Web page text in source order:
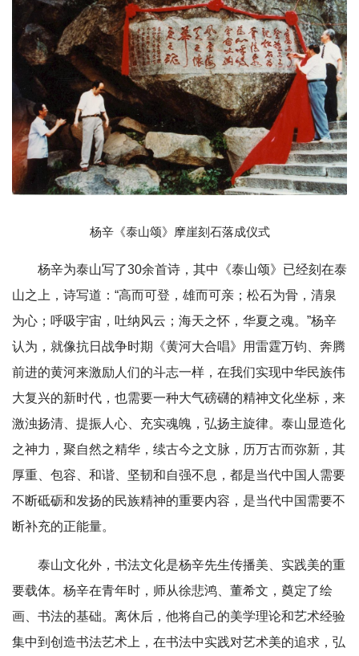
杨辛《泰山颂》摩崖刻石落成仪式
杨辛为泰山写了30余首诗，其中《泰山颂》已经刻在泰
山之上，诗写道：“高而可登，雄而可亲；松石为骨，清泉
为心；呼吸宇宙，吐纳风云；海天之怀，华夏之魂。”杨辛
认为，就像抗日战争时期《黄河大合唱》用雷霆万钧、奔腾
前进的黄河来激励人们的斗志一样，在我们实现中华民族伟
大复兴的新时代，也需要一种大气磅礴的精神文化坐标，来
激浊扬清、提振人心、充实魂魄，弘扬主旋律。泰山显造化
之神力，聚自然之精华，续古今之文脉，历万古而弥新，其
厚重、包容、和谐、坚韧和自强不息，都是当代中国人需要
不断砥砺和发扬的民族精神的重要内容，是当代中国需要不
断补充的正能量。
泰山文化外，书法文化是杨辛先生传播美、实践美的重
要载体。杨辛在青年时，师从徐悲鸿、董希文，奠定了绘
画、书法的基础。离休后，他将自己的美学理论和艺术经验
集中到创造书法艺术上，在书法中实践对艺术美的追求，弘